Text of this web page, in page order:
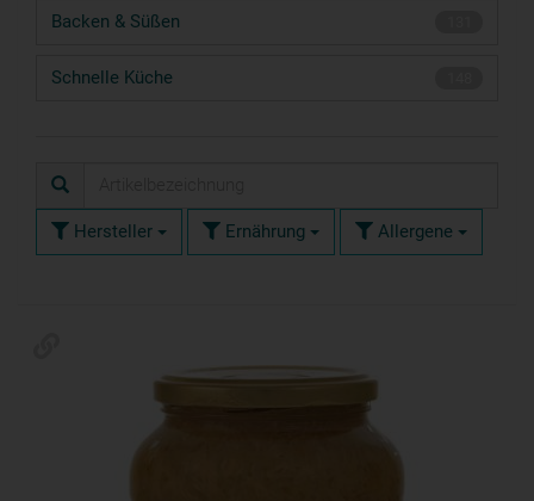
Backen & Süßen
Schnelle Küche
Hersteller Ernährung Allergene